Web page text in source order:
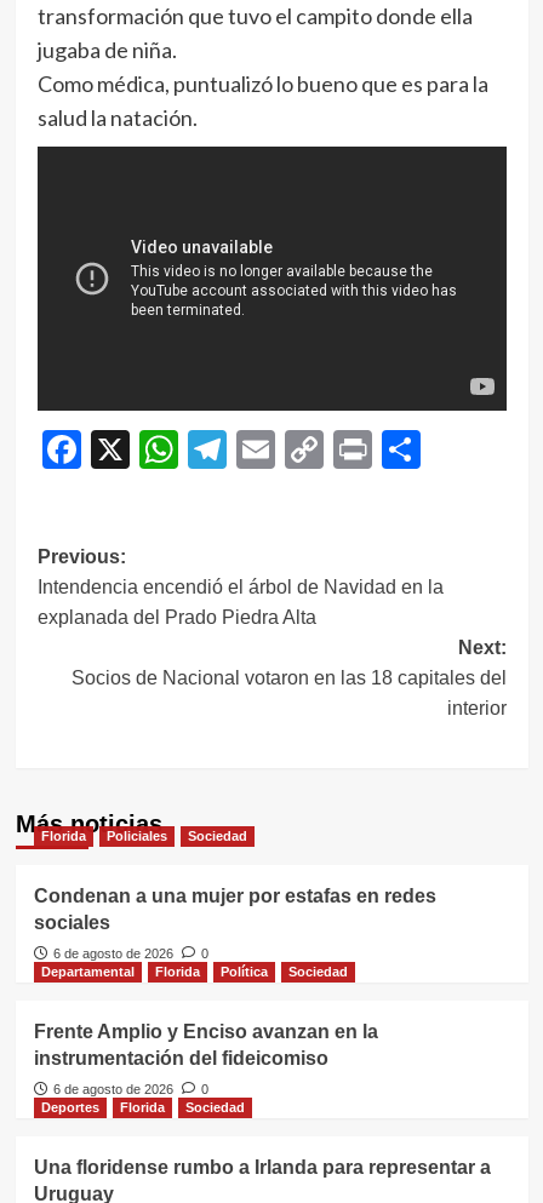
transformación que tuvo el campito donde ella
jugaba de niña.
Como médica, puntualizó lo bueno que es para la
salud la natación.
Facebook
X WhatsApp
Telegram
EmailCopy
Print
Navegación
de
entradas
Previous:
Intendencia encendió el árbol de Navidad en la
explanada del Prado Piedra Alta
Next:
Socios de Nacional votaron en las 18 capitales del
interior
Más noticias
Florida Policiales Sociedad
Condenan a una mujer por estafas en redes
sociales
6 de agosto de 2026
0
Departamental
Florida Política Sociedad
Frente Amplio y Enciso avanzan en la
instrumentación del fideicomiso
6 de agosto de 2026
0
Deportes
Florida Sociedad
Una floridense rumbo a Irlanda para representar a
Uruguay